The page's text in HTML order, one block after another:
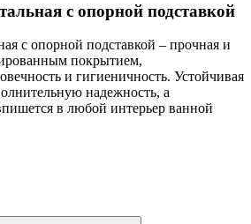
с опорной подставкой
с опорной подставкой – прочная и
покрытием,
и гигиеничность. Устойчивая
надежность, а
в любой интерьер ванной